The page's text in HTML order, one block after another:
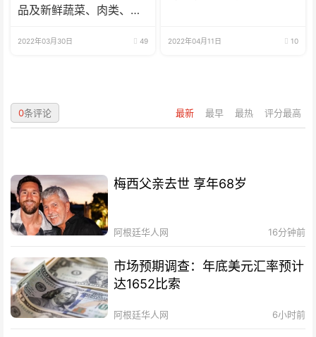
品及新鲜蔬菜、肉类、
2022年03月30日 49 2022年04月11日 10
最新 最早 最热 评分最高
0条评论
梅西父亲去世 享年68岁
阿根廷华人网 16分钟前
市场预期调查：年底美元汇率预计
达1652比索
阿根廷华人网 6小时前